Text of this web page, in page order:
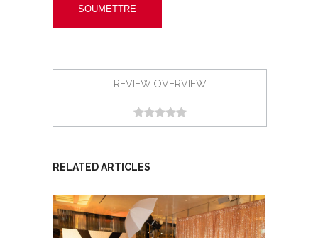
REVIEW OVERVIEW
RELATED ARTICLES